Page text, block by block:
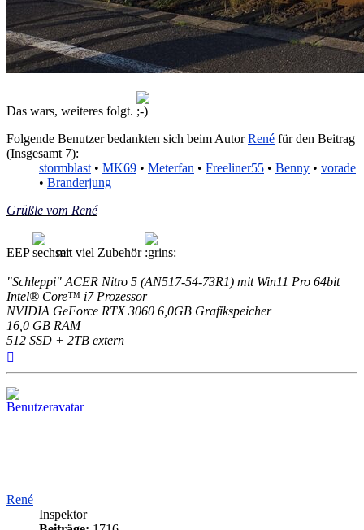
Das wars, weiteres folgt.
Folgende Benutzer bedankten sich beim AutorRené für den Beitrag
(Insgesamt 7):
stormblast • MK69 • Meterfan • Freeliner55 • Benny • vorade
• Branderjung
Grüßle vom René
EEP mit viel Zubehör
"Schleppi" ACER Nitro 5 (AN517-54-73R1) mit Win11 Pro 64bit
Intel® Core™ i7 Prozessor
NVIDIA GeForce RTX 3060 6,0GB Grafikspeicher
16,0 GB RAM
512 SSD + 2TB extern
René
Inspektor